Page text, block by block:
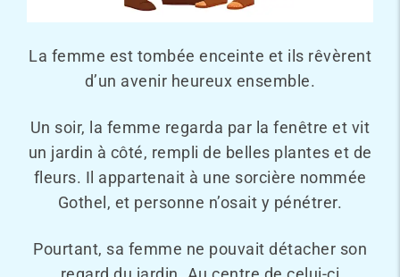
La femme est tombée enceinte et ils rêvèrent
d’un avenir heureux ensemble.
Un soir, la femme regarda par la fenêtre et vit
un jardin à côté, rempli de belles plantes et de
fleurs. Il appartenait à une sorcière nommée
Gothel, et personne n’osait y pénétrer.
Pourtant, sa femme ne pouvait détacher son